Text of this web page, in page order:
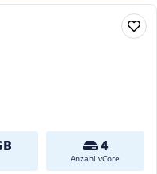
4
Anzahl vCore